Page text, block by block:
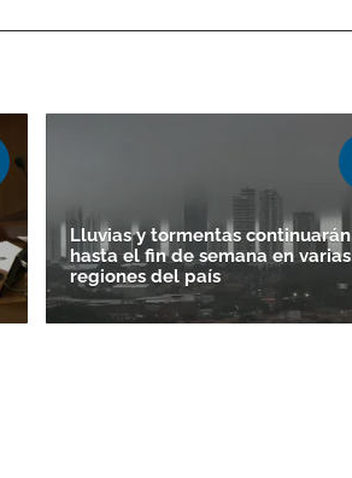
Lluvias y tormentas continuarán
hasta el fin de semana en varias
regiones del país